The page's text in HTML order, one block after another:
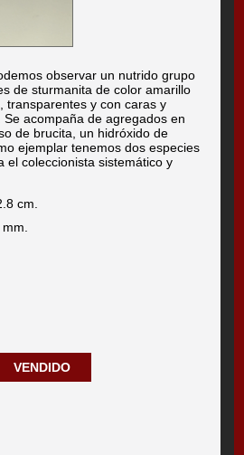
observar un nutrido grupo
de sturmanita de color amarillo
transparentes y con caras y
acompaña de agregados en
de brucita, un hidróxido de
ejemplar tenemos dos especies
el coleccionista sistemático y
cm.
VENDIDO